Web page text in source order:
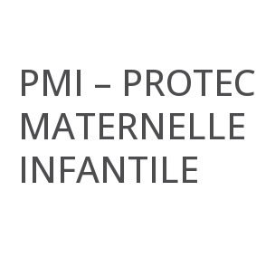
PMI –
MATERNELLE
INFANTILE